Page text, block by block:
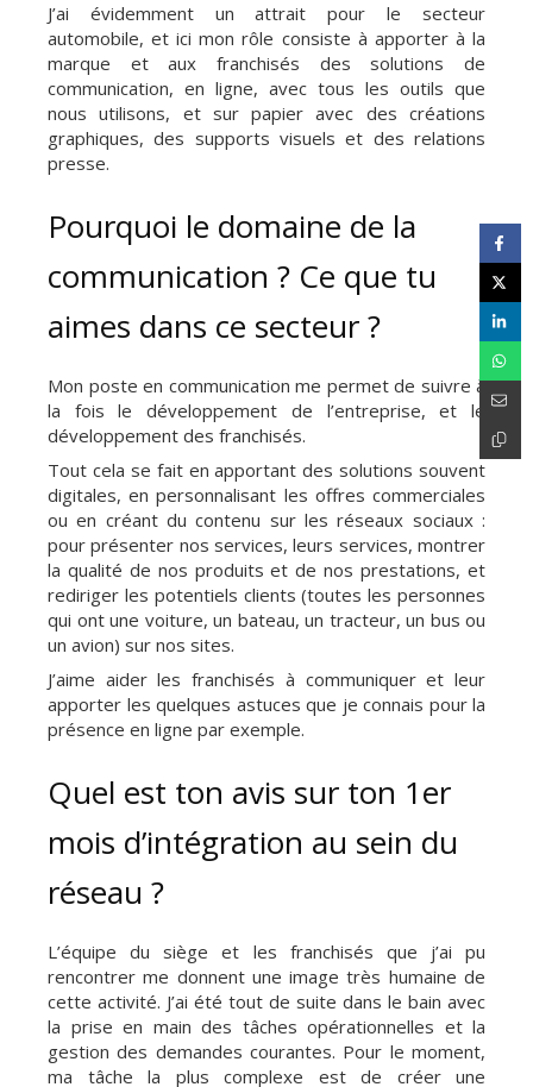
J’ai évidemment un attrait pour le secteur
automobile, et ici mon rôle consiste à apporter à la
marque et aux franchisés des solutions de
communication, en ligne, avec tous les outils que
nous utilisons, et sur papier avec des créations
graphiques, des supports visuels et des relations
presse.
Pourquoi le domaine de la
communication ? Ce que tu
aimes dans ce secteur ?
Mon poste en communication me permet de suivre à
la fois le développement de l’entreprise, et le
développement des franchisés.
Tout cela se fait en apportant des solutions souvent
digitales, en personnalisant les offres commerciales
ou en créant du contenu sur les réseaux sociaux :
pour présenter nos services, leurs services, montrer
la qualité de nos produits et de nos prestations, et
rediriger les potentiels clients (toutes les personnes
qui ont une voiture, un bateau, un tracteur, un bus ou
un avion) sur nos sites.
J’aime aider les franchisés à communiquer et leur
apporter les quelques astuces que je connais pour la
présence en ligne par exemple.
Quel est ton avis sur ton 1er
mois d’intégration au sein du
réseau ?
L’équipe du siège et les franchisés que j’ai pu
rencontrer me donnent une image très humaine de
cette activité. J’ai été tout de suite dans le bain avec
la prise en main des tâches opérationnelles et la
gestion des demandes courantes. Pour le moment,
ma tâche la plus complexe est de créer une